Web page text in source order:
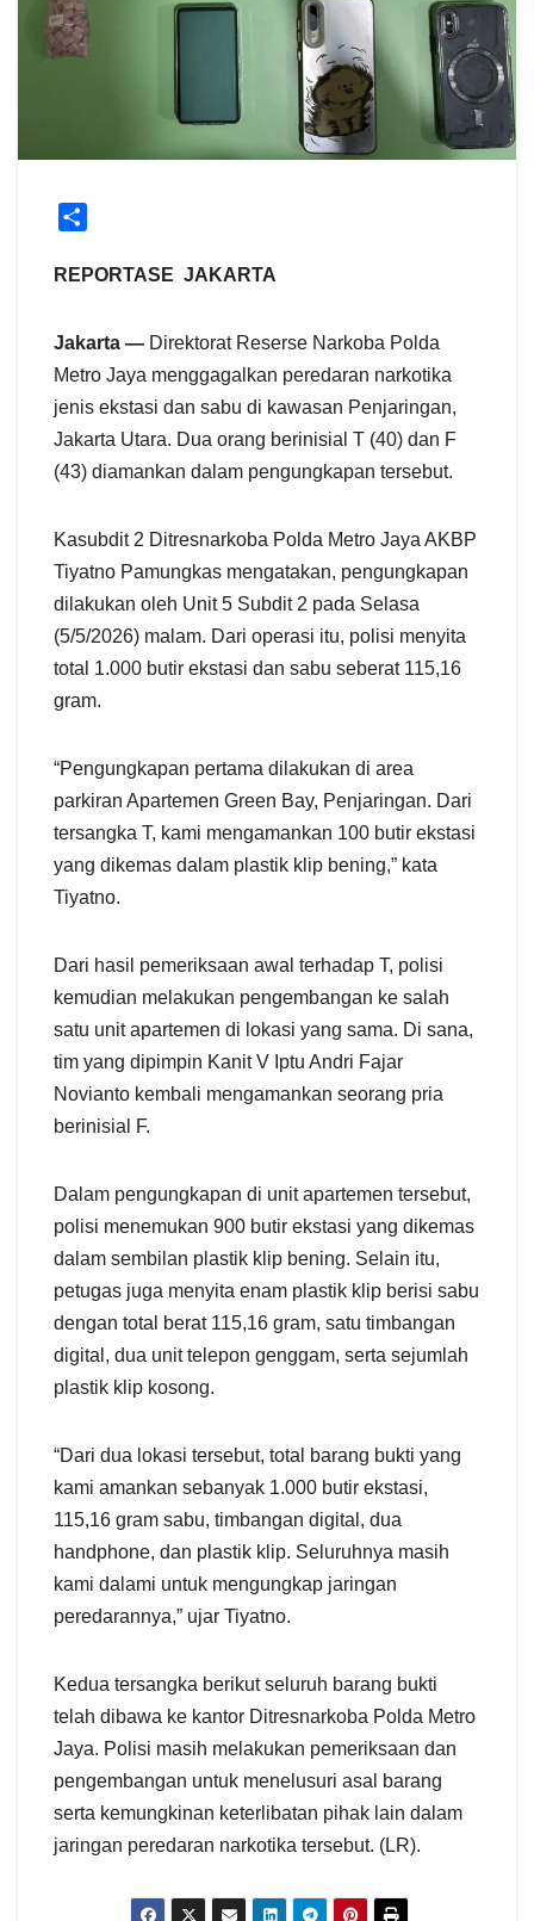
a
REPORTASE JAKARTA
Jakarta — Direktorat Reserse Narkoba Polda
Metro Jaya menggagalkan peredaran narkotika
jenis ekstasi dan sabu di kawasan Penjaringan,
Jakarta Utara. Dua orang berinisial T (40) dan F
(43) diamankan dalam pengungkapan tersebut.
Kasubdit 2 Ditresnarkoba Polda Metro Jaya AKBP
Tiyatno Pamungkas mengatakan, pengungkapan
dilakukan oleh Unit 5 Subdit 2 pada Selasa
(5/5/2026) malam. Dari operasi itu, polisi menyita
total 1.000 butir ekstasi dan sabu seberat 115,16
gram.
“Pengungkapan pertama dilakukan di area
parkiran Apartemen Green Bay, Penjaringan. Dari
tersangka T, kami mengamankan 100 butir ekstasi
yang dikemas dalam plastik klip bening,” kata
Tiyatno.
Dari hasil pemeriksaan awal terhadap T, polisi
kemudian melakukan pengembangan ke salah
satu unit apartemen di lokasi yang sama. Di sana,
tim yang dipimpin Kanit V Iptu Andri Fajar
Novianto kembali mengamankan seorang pria
berinisial F.
Dalam pengungkapan di unit apartemen tersebut,
polisi menemukan 900 butir ekstasi yang dikemas
dalam sembilan plastik klip bening. Selain itu,
petugas juga menyita enam plastik klip berisi sabu
dengan total berat 115,16 gram, satu timbangan
digital, dua unit telepon genggam, serta sejumlah
plastik klip kosong.
“Dari dua lokasi tersebut, total barang bukti yang
kami amankan sebanyak 1.000 butir ekstasi,
115,16 gram sabu, timbangan digital, dua
handphone, dan plastik klip. Seluruhnya masih
kami dalami untuk mengungkap jaringan
peredarannya,” ujar Tiyatno.
Kedua tersangka berikut seluruh barang bukti
telah dibawa ke kantor Ditresnarkoba Polda Metro
Jaya. Polisi masih melakukan pemeriksaan dan
pengembangan untuk menelusuri asal barang
serta kemungkinan keterlibatan pihak lain dalam
jaringan peredaran narkotika tersebut. (LR).